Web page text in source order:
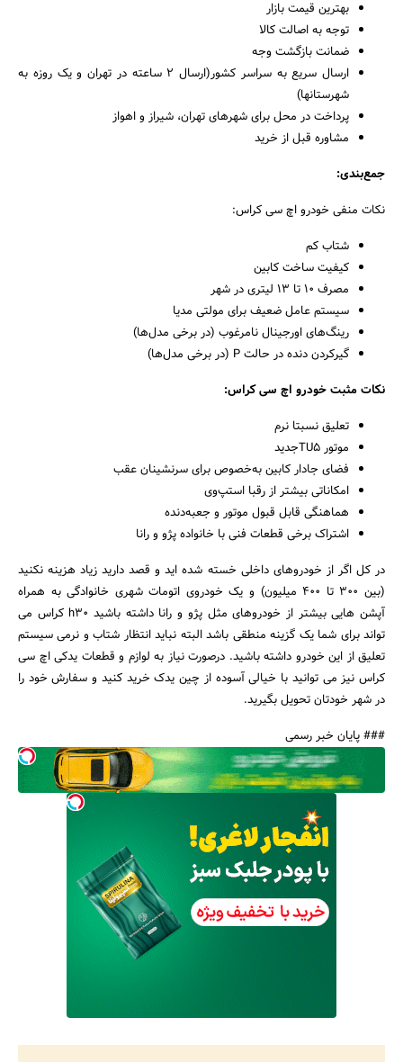
بهترین قیمت بازار
توجه به اصالت کالا
ضمانت بازگشت وجه
ارسال سریع به سراسر کشور(ارسال 2 ساعته در تهران و یک روزه به
شهرستانها)
پرداخت در محل برای شهرهای تهران، شیراز و اهواز
مشاوره قبل از خرید
جمع‌بندی:
نکات منفی خودرو اچ سی کراس:
شتاب کم
کیفیت ساخت کابین
مصرف 10 تا 13 لیتری در شهر
سیستم عامل ضعیف برای مولتی مدیا
رینگ‌های اورجینال نامرغوب (در برخی مدل‌ها)
گیرکردن دنده در حالت P (در برخی مدل‌ها)
نکات مثبت خودرو اچ سی کراس:
تعلیق نسبتا نرم
موتور TU5جدید
فضای جادار کابین به‌خصوص برای سرنشینان عقب
امکاناتی بیشتر از رقبا استپ‌وی
هماهنگی قابل قبول موتور و جعبه‌دنده
اشتراک برخی قطعات فنی با خانواده پژو و رانا
در کل اگر از خودروهای داخلی خسته شده اید و قصد دارید زیاد هزینه نکنید
(بین 300 تا 400 میلیون) و یک خودروی اتومات شهری خانوادگی به همراه
آپشن هایی بیشتر از خودروهای مثل پژو و رانا داشته باشید h30 کراس می
تواند برای شما یک گزینه منطقی باشد البته نباید انتظار شتاب و نرمی سیستم
تعلیق از این خودرو داشته باشید. درصورت نیاز به لوازم و قطعات یدکی اچ سی
کراس نیز می توانید با خیالی آسوده از چین یدک خرید کنید و سفارش خود را
در شهر خودتان تحویل بگیرید.
### پایان خبر رسمی